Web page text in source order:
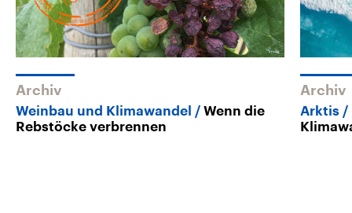
Archiv
Weinbau und Klimawandel
Wenn die
Rebstöcke verbrennen
Archiv
Arktis